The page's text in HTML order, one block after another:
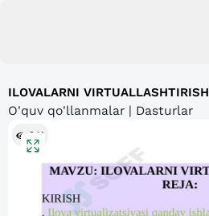
ILOVALARNI VIRTUALLASHTIRISH
O'quv qo'llanmalar | Dasturlar
241